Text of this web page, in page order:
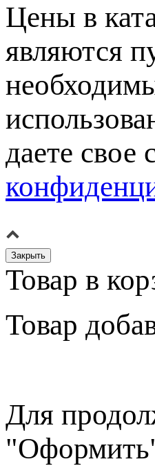
Цены в
являются
даете свое
Закрыть
Товар в
Товар
Для